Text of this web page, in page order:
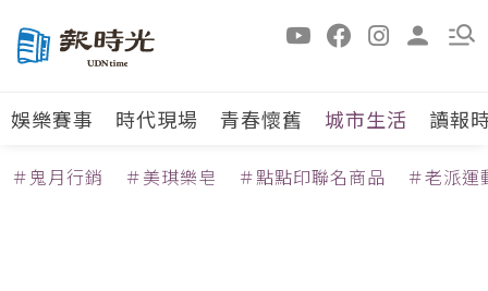
娛樂賽事 時代現場 青春懷舊 城市生活 讀報
＃鬼月行銷 ＃美琪樂皂 ＃點點印聯名商品 ＃老派運